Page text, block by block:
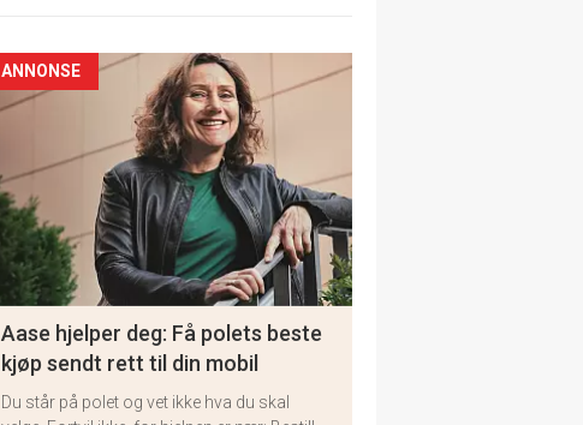
ANNONSE
Aase hjelper deg: Få polets beste
kjøp sendt rett til din mobil
Du står på polet og vet ikke hva du skal